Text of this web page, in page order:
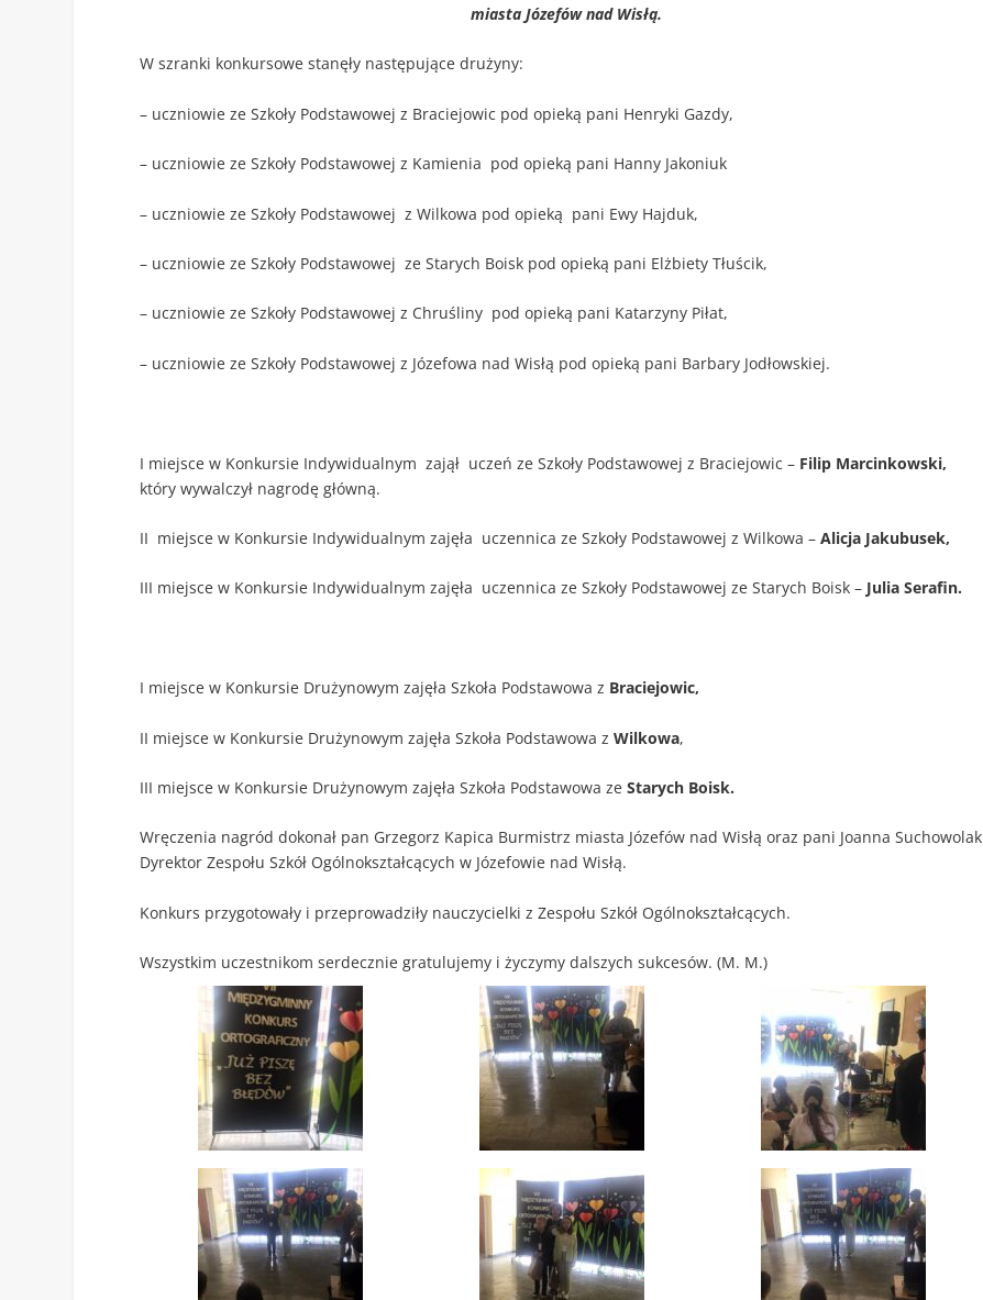
miasta Józefów nad Wisłą.
W szranki konkursowe stanęły następujące drużyny:
– uczniowie ze Szkoły Podstawowej z Braciejowic pod opieką pani Henryki Gazdy,
– uczniowie ze Szkoły Podstawowej z Kamienia pod opieką pani Hanny Jakoniuk
– uczniowie ze Szkoły Podstawowej z Wilkowa pod opieką pani Ewy Hajduk,
– uczniowie ze Szkoły Podstawowej ze Starych Boisk pod opieką pani Elżbiety Tłuścik,
– uczniowie ze Szkoły Podstawowej z Chruśliny pod opieką pani Katarzyny Piłat,
– uczniowie ze Szkoły Podstawowej z Józefowa nad Wisłą pod opieką pani Barbary Jodłowskiej.
I miejsce w Konkursie Indywidualnym zajął uczeń ze Szkoły Podstawowej z Braciejowic – Filip Marcinkowski,
który wywalczył nagrodę główną.
II miejsce w Konkursie Indywidualnym zajęła uczennica ze Szkoły Podstawowej z Wilkowa –Alicja Jakubusek,
III miejsce w Konkursie Indywidualnym zajęła uczennica ze Szkoły Podstawowej ze Starych Boisk – Julia Serafin.
I miejsce w Konkursie Drużynowym zajęła Szkoła Podstawowa z Braciejowic,
II miejsce w Konkursie Drużynowym zajęła Szkoła Podstawowa zWilkowa,
III miejsce w Konkursie Drużynowym zajęła Szkoła Podstawowa zeStarych Boisk.
Wręczenia nagród dokonał pan Grzegorz Kapica Burmistrz miasta Józefów nad Wisłą oraz pani Joanna Suchowolak
Dyrektor Zespołu Szkół Ogólnokształcących w Józefowie nad Wisłą.
Konkurs przygotowały i przeprowadziły nauczycielki z Zespołu Szkół Ogólnokształcących.
Wszystkim uczestnikom serdecznie gratulujemy i życzymy dalszych sukcesów. (M. M.)